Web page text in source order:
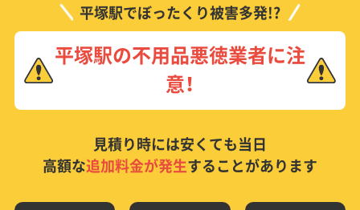
平塚駅でぼったくり被害多発!?
平塚駅の不用品悪徳業者に注
意！
見積り時には安くても当日
高額な追加料金が発生することがあります